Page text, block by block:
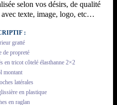
selon vos désirs, de qualité
avec texte, image, logo, etc…
:
gratté
de propreté
en tricot côtelé élasthanne 2×2
montant
latérales
en plastique
en raglan